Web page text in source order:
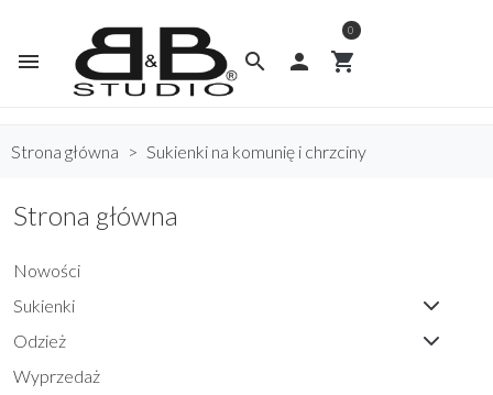
search
menu  shopping_cart
0
Strona główna Sukienki na komunię i chrzciny
Strona główna
Nowości
Sukienki
Odzież
Wyprzedaż